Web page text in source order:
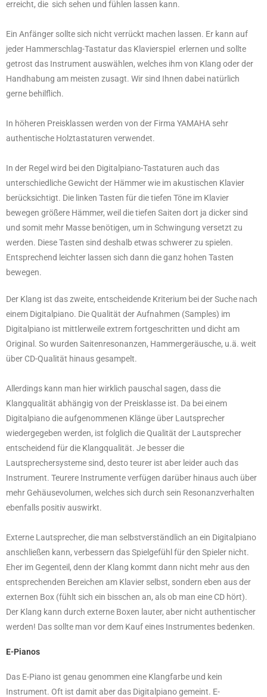
erreicht, die sich sehen und fühlen lassen kann.
Ein Anfänger sollte sich nicht verrückt machen lassen. Er kann auf
jeder Hammerschlag-Tastatur das Klavierspiel erlernen und sollte
getrost das Instrument auswählen, welches ihm von Klang oder der
Handhabung am meisten zusagt. Wir sind Ihnen dabei natürlich
gerne behilflich.
In höheren Preisklassen werden von der Firma YAMAHA sehr
authentische Holztastaturen verwendet.
In der Regel wird bei den Digitalpiano-Tastaturen auch das
unterschiedliche Gewicht der Hämmer wie im akustischen Klavier
berücksichtigt. Die linken Tasten für die tiefen Töne im Klavier
bewegen größere Hämmer, weil die tiefen Saiten dort ja dicker sind
und somit mehr Masse benötigen, um in Schwingung versetzt zu
werden. Diese Tasten sind deshalb etwas schwerer zu spielen.
Entsprechend leichter lassen sich dann die ganz hohen Tasten
bewegen.
Der Klang ist das zweite, entscheidende Kriterium bei der Suche nach
einem Digitalpiano. Die Qualität der Aufnahmen (Samples) im
Digitalpiano ist mittlerweile extrem fortgeschritten und dicht am
Original. So wurden Saitenresonanzen, Hammergeräusche, u.ä. weit
über CD-Qualität hinaus gesampelt.
Allerdings kann man hier wirklich pauschal sagen, dass die
Klangqualität abhängig von der Preisklasse ist. Da bei einem
Digitalpiano die aufgenommenen Klänge über Lautsprecher
wiedergegeben werden, ist folglich die Qualität der Lautsprecher
entscheidend für die Klangqualität. Je besser die
Lautsprechersysteme sind, desto teurer ist aber leider auch das
Instrument. Teurere Instrumente verfügen darüber hinaus auch über
mehr Gehäusevolumen, welches sich durch sein Resonanzverhalten
ebenfalls positiv auswirkt.
Externe Lautsprecher, die man selbstverständlich an ein Digitalpiano
anschließen kann, verbessern das Spielgefühl für den Spieler nicht.
Eher im Gegenteil, denn der Klang kommt dann nicht mehr aus den
entsprechenden Bereichen am Klavier selbst, sondern eben aus der
externen Box (fühlt sich ein bisschen an, als ob man eine CD hört).
Der Klang kann durch externe Boxen lauter, aber nicht authentischer
werden! Das sollte man vor dem Kauf eines Instrumentes bedenken.
E-Pianos
Das E-Piano ist genau genommen eine Klangfarbe und kein
Instrument. Oft ist damit aber das Digitalpiano gemeint. E-